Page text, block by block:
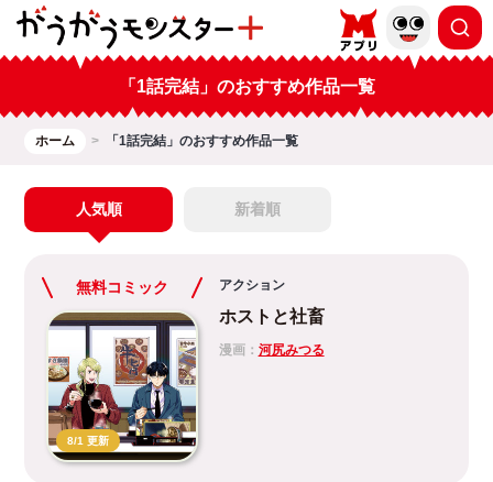
「1話完結」のおすすめ作品一覧
ホーム 「1話完結」のおすすめ作品一覧
人気順 新着順
無料コミック
8/1 更新
アクション
ホストと社畜
漫画： 河尻みつる